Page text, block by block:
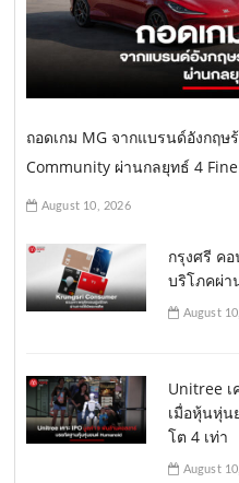
ถอดเกม MG จากแบรนด์อังกฤษ
Community ผ่านกลยุทธ์ 4 Fine
August 10, 2026
กรุงศรี ค
บริโภคผ่า
August
Unitree
เมื่อหุ้นหุ่น
โต 4 เท่า
August